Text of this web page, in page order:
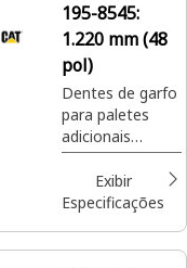
fertilizante e
sementes
ensacados em
locais de
paisagismo e
cultivo de
plantas.
195-8545:
1.220 mm (48
pol)
Dentes de garfo
para paletes
adicionais
agregam
versatilidade aos
porta-garfos
para mover uma
Exibir
Especificações